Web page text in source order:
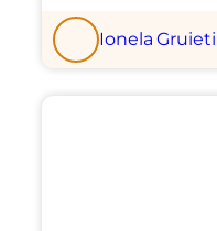
Ionela Gruieti